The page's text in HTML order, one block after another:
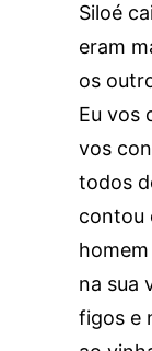
Siloé
eram
os
Eu vos
vos
todos
contou
na sua
figos e